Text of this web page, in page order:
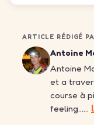
ARTICLE RÉDIGÉ
Antoine
Antoine
et a
course à
feeling……